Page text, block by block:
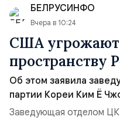
БЕЛРУСИНФО
Вчера в 10:24
США угрожают
пространству
Об этом заявила
партии Кореи Ким Ё
Заведующая отделом